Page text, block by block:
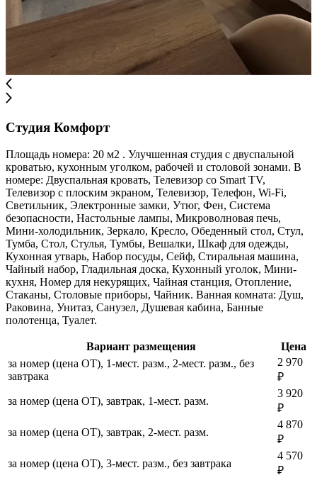
Студия Комфорт
Площадь номера: 20 м2 . Улучшенная студия с двуспальной
кроватью, кухонным уголком, рабочей и столовой зонами. В
номере: Двуспальная кровать, Телевизор со Smart TV,
Телевизор с плоским экраном, Телевизор, Телефон, Wi-Fi,
Светильник, Электронные замки, Утюг, Фен, Система
безопасности, Настольные лампы, Микроволновая печь,
Мини-холодильник, Зеркало, Кресло, Обеденный стол, Стул,
Тумба, Стол, Стулья, Тумбы, Вешалки, Шкаф для одежды,
Кухонная утварь, Набор посуды, Сейф, Стиральная машина,
Чайный набор, Гладильная доска, Кухонный уголок, Мини-
кухня, Номер для некурящих, Чайная станция, Отопление,
Стаканы, Столовые приборы, Чайник. Ванная комната: Душ,
Раковина, Унитаз, Санузел, Душевая кабина, Банные
полотенца, Туалет.
Вариант размещения
Цена
за номер (цена ОТ), 1-мест. разм., 2-мест. разм., без
завтрака
2 970
₽
за номер (цена ОТ), завтрак, 1-мест. разм.
3 920
₽
за номер (цена ОТ), завтрак, 2-мест. разм.
4 870
₽
за номер (цена ОТ), 3-мест. разм., без завтрака
4 570
₽